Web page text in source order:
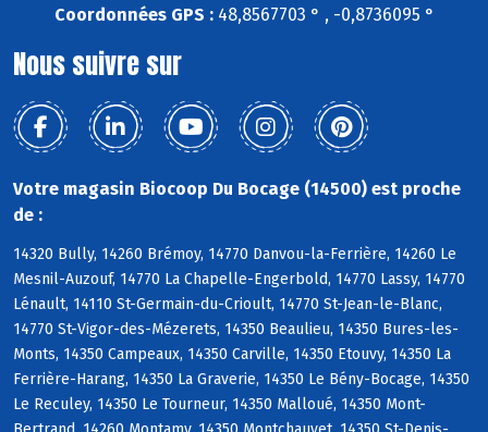
Coordonnées GPS :48,8567703 ° , -0,8736095 °
Nous suivre sur
Votre magasin Biocoop Du Bocage (14500) est proche
de :
14320 Bully, 14260 Brémoy, 14770 Danvou-la-Ferrière, 14260 Le
Mesnil-Auzouf, 14770 La Chapelle-Engerbold, 14770 Lassy, 14770
Lénault, 14110 St-Germain-du-Crioult, 14770 St-Jean-le-Blanc,
14770 St-Vigor-des-Mézerets, 14350 Beaulieu, 14350 Bures-les-
Monts, 14350 Campeaux, 14350 Carville, 14350 Etouvy, 14350 La
Ferrière-Harang, 14350 La Graverie, 14350 Le Bény-Bocage, 14350
Le Reculey, 14350 Le Tourneur, 14350 Malloué, 14350 Mont-